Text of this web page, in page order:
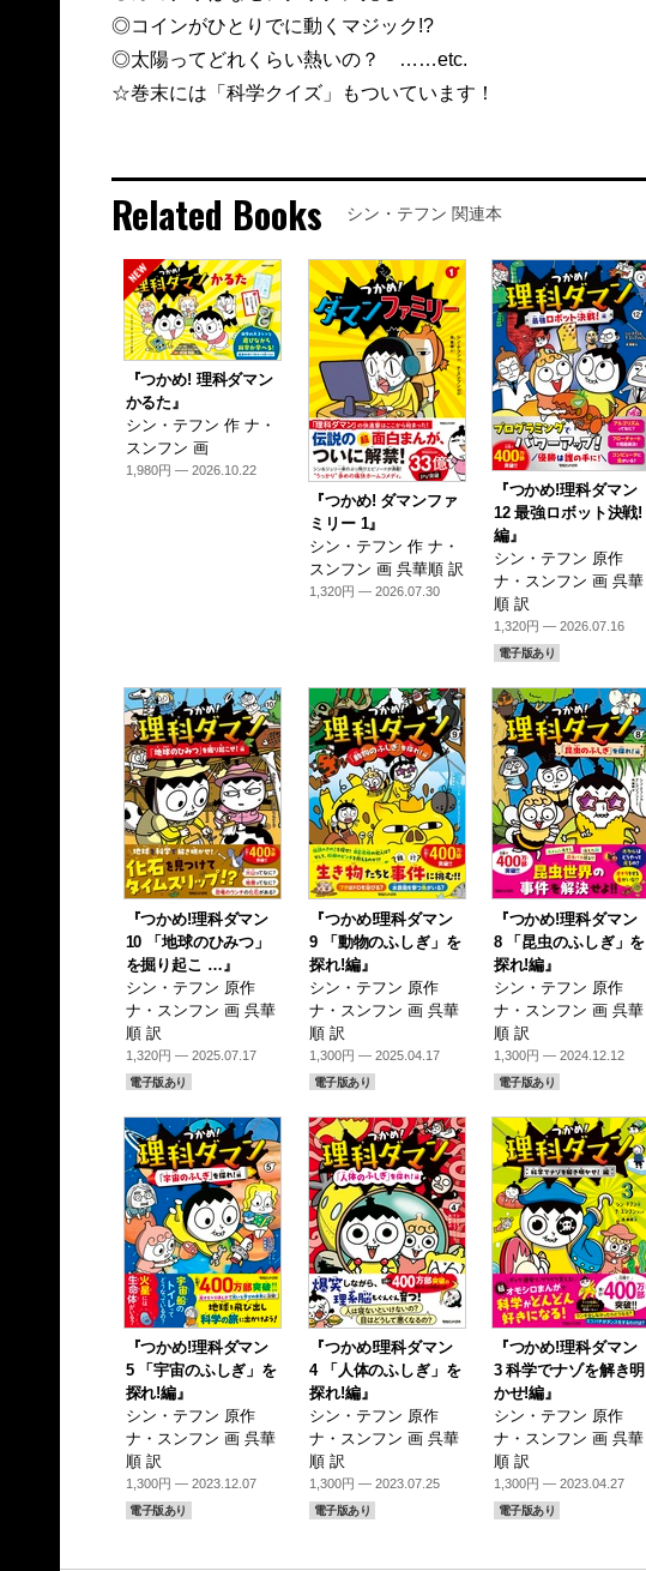
◎コインがひとりでに動くマジック!?
◎太陽ってどれくらい熱いの？ ……etc.
☆巻末には「科学クイズ」もついています！
Related Books シン・テフン 関連本
『つかめ! 理科ダマン
かるた』
シン・テフン 作 ナ・
スンフン 画
1,980円 — 2026.10.22
『つかめ! ダマンファ
ミリー 1』
シン・テフン 作 ナ・
スンフン 画 呉華順 訳
1,320円 — 2026.07.30
『つかめ!理科ダマン
12 最強ロボット決戦!
編』
シン・テフン 原作
ナ・スンフン 画 呉華
順 訳
1,320円 — 2026.07.16
電子版あり
『つかめ!理科ダマン
10 「地球のひみつ」
を掘り起こ …』
シン・テフン 原作
ナ・スンフン 画 呉華
順 訳
1,320円 — 2025.07.17
電子版あり
『つかめ!理科ダマン
9 「動物のふしぎ」を
探れ!編』
シン・テフン 原作
ナ・スンフン 画 呉華
順 訳
1,300円 — 2025.04.17
電子版あり
『つかめ!理科ダマン
8 「昆虫のふしぎ」を
探れ!編』
シン・テフン 原作
ナ・スンフン 画 呉華
順 訳
1,300円 — 2024.12.12
電子版あり
『つかめ!理科ダマン
5 「宇宙のふしぎ」を
探れ!編』
シン・テフン 原作
ナ・スンフン 画 呉華
順 訳
1,300円 — 2023.12.07
電子版あり
『つかめ!理科ダマン
4 「人体のふしぎ」を
探れ!編』
シン・テフン 原作
ナ・スンフン 画 呉華
順 訳
1,300円 — 2023.07.25
電子版あり
『つかめ!理科ダマン
3 科学でナゾを解き明
かせ!編』
シン・テフン 原作
ナ・スンフン 画 呉華
順 訳
1,300円 — 2023.04.27
電子版あり